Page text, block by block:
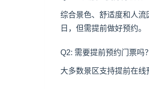
综合景色、舒适度和人
日，但需提前做好预约。
Q2: 需要提前预约门票吗？
大多数景区支持提前在